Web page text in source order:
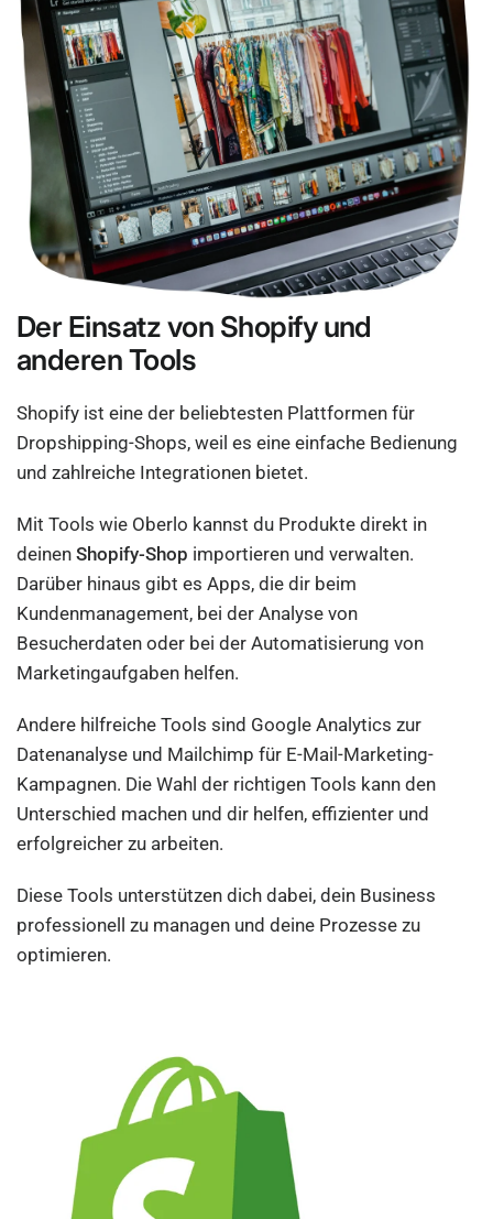
Der Einsatz von Shopify und
anderen Tools
Shopify ist eine der beliebtesten Plattformen für
Dropshipping-Shops, weil es eine einfache Bedienung
und zahlreiche Integrationen bietet.
Mit Tools wie Oberlo kannst du Produkte direkt in
deinenShopify-Shop importieren und verwalten.
Darüber hinaus gibt es Apps, die dir beim
Kundenmanagement, bei der Analyse von
Besucherdaten oder bei der Automatisierung von
Marketingaufgaben helfen.
Andere hilfreiche Tools sind Google Analytics zur
Datenanalyse und Mailchimp für E-Mail-Marketing-
Kampagnen. Die Wahl der richtigen Tools kann den
Unterschied machen und dir helfen, effizienter und
erfolgreicher zu arbeiten.
Diese Tools unterstützen dich dabei, dein Business
professionell zu managen und deine Prozesse zu
optimieren.